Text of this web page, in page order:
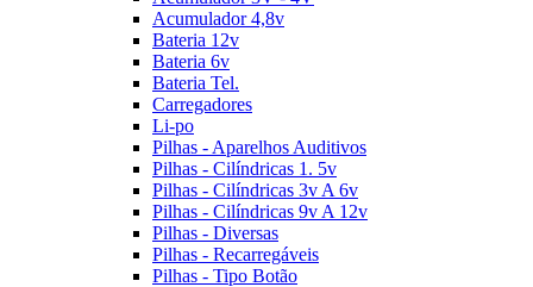
Acumulador 4,8v
Bateria 12v
Bateria 6v
Bateria Tel.
Carregadores
Li-po
Pilhas - Aparelhos Auditivos
Pilhas - Cilíndricas 1. 5v
Pilhas - Cilíndricas 3v A 6v
Pilhas - Cilíndricas 9v A 12v
Pilhas - Diversas
Pilhas - Recarregáveis
Pilhas - Tipo Botão